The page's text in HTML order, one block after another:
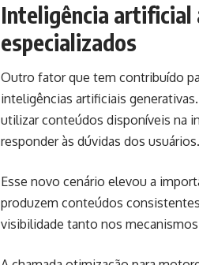
Inteligência artificial
especializados
Outro fator que tem contribuído
inteligências artificiais
utilizar conteúdos disponíveis na
responder às dúvidas dos usuários.
Esse novo cenário elevou a
produzem conteúdos
visibilidade tanto nos